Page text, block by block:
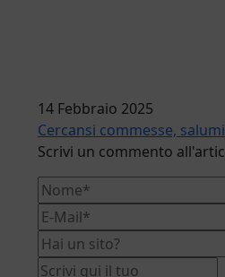
14 Febbraio 2025
Cercansi commesse,
Scrivi un commento